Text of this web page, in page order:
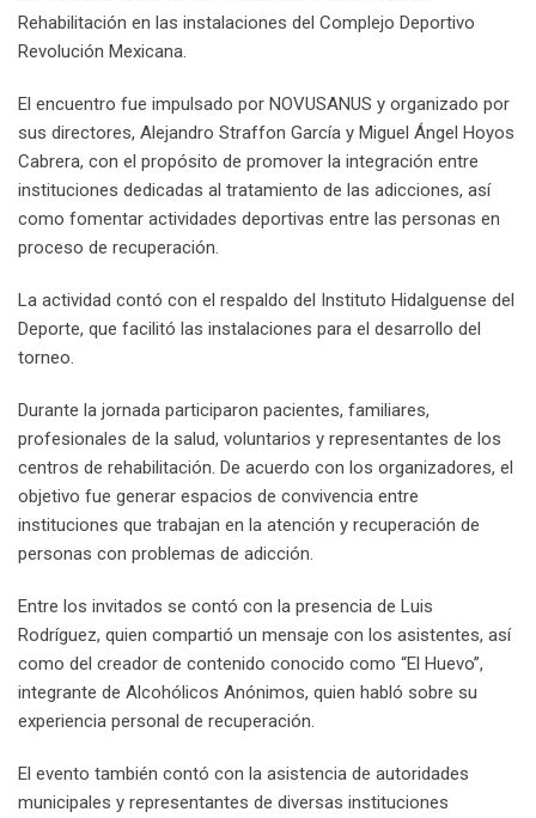
Rehabilitación en las instalaciones del Complejo Deportivo
Revolución Mexicana.
El encuentro fue impulsado por NOVUSANUS y organizado por
sus directores, Alejandro Straffon García y Miguel Ángel Hoyos
Cabrera, con el propósito de promover la integración entre
instituciones dedicadas al tratamiento de las adicciones, así
como fomentar actividades deportivas entre las personas en
proceso de recuperación.
La actividad contó con el respaldo del Instituto Hidalguense del
Deporte, que facilitó las instalaciones para el desarrollo del
torneo.
Durante la jornada participaron pacientes, familiares,
profesionales de la salud, voluntarios y representantes de los
centros de rehabilitación. De acuerdo con los organizadores, el
objetivo fue generar espacios de convivencia entre
instituciones que trabajan en la atención y recuperación de
personas con problemas de adicción.
Entre los invitados se contó con la presencia de Luis
Rodríguez, quien compartió un mensaje con los asistentes, así
como del creador de contenido conocido como “El Huevo”,
integrante de Alcohólicos Anónimos, quien habló sobre su
experiencia personal de recuperación.
El evento también contó con la asistencia de autoridades
municipales y representantes de diversas instituciones